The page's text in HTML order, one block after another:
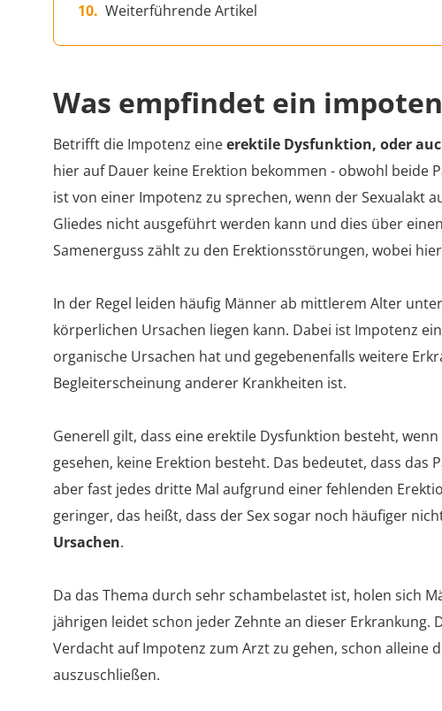
Weiterführende Artikel
Was empfindet ein
Betrifft die Impotenz eineerektile Dysfunktion, oder
hier auf Dauer keine Erektion bekommen - obwohl beide
ist von einer Impotenz zu sprechen, wenn der Sexualakt
Gliedes nicht ausgeführt werden kann und dies über
Samenerguss zählt zu den Erektionsstörungen, wobei
In der Regel leiden häufig Männer ab mittlerem Alter
körperlichen Ursachen liegen kann. Dabei ist Impotenz
organische Ursachen hat und gegebenenfalls weitere
Begleiterscheinung anderer Krankheiten ist.
Generell gilt, dass eine erektile Dysfunktion besteht,
gesehen, keine Erektion besteht. Das bedeutet, dass das
aber fast jedes dritte Mal aufgrund einer fehlenden
geringer, das heißt, dass der Sex sogar noch häufiger
Ursachen.
Da das Thema durch sehr schambelastet ist, holen sich
jährigen leidet schon jeder Zehnte an dieser Erkrankung.
Verdacht auf Impotenz zum Arzt zu gehen, schon alleine
auszuschließen.